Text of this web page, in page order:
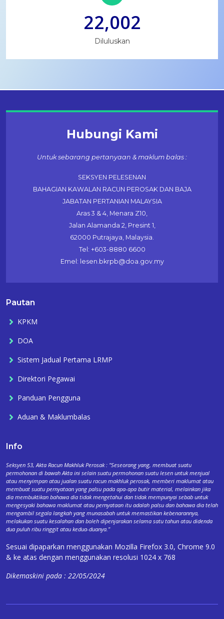
22,002
Diluluskan
Hubungi Kami
Untuk sebarang pertanyaan & maklum balas :
SEKSYEN PELESENAN
BAHAGIAN KAWALAN RACUN PEROSAK DAN BAJA
JABATAN PERTANIAN MALAYSIA
Aras 3 & 4, Menara Z10,
Jalan Alamanda 2, Presint 1,
62000 Putrajaya, Malaysia.
Tel: +603-8880 6600
Emel: lesen.bkrpb@doa.gov.my
Pautan
KPKM
DOA
Sistem Jadual Pertama LRMP
Direktori Pegawai
Panduan Pengguna
Aduan & Maklumbalas
Info
Seksyen 53, Akta Racun Makhluk Perosak : "Seseorang yang, membuat suatu
permohonan di bawah Akta ini selain suatu permohonan suatu lesen untuk menjual
atau menyimpan atau jualan suatu racun makhluk perosak, memberi maklumat atau
membuat suatu pernyataan yang palsu pada apa-apa butir material, melainkan jika
dia membuktikan bahawa dia tidak mengetahui dan tidak mempunyai sebab untuk
mengesyaki bahawa maklumat atau pernyataan itu adalah palsu dan bahawa dia telah
mengambil segala langkah yang munasabah untuk memastikan kebenarannya,
melakukan suatu kesalahan dan boleh dipenjarakan selama satu tahun atau didenda
dua puluh ribu ringgit atau kedua-duanya."
Sesuai dipaparkan menggunakan Mozilla Firefox 3.0, Chrome 9.0
& ke atas dengan menggunakan resolusi 1024 x 768
Dikemaskini pada : 22/05/2024